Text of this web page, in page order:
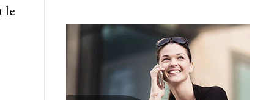
le